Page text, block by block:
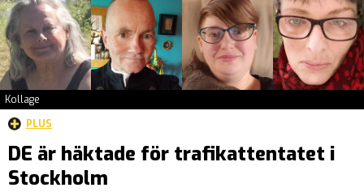
Kollage
PLUS
DE är häktade för trafikattentatet i
Stockholm